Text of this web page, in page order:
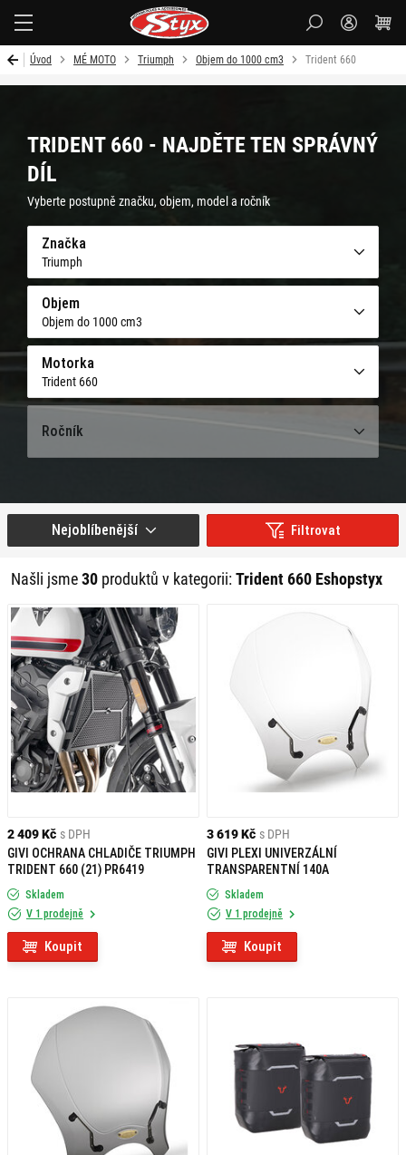
Úvod MÉ MOTO Triumph Objem do 1000 cm3 Trident 660
TRIDENT 660 - NAJDĚTE TEN SPRÁVNÝ
DÍL
Vyberte postupně značku, objem, model a ročník
Značka
Triumph
Objem
Objem do 1000 cm3
Motorka
Trident 660
Ročník
Filtrovat
Našli jsme30 produktů v kategorii:Trident 660 Eshopstyx
Nejoblíbenější
2 409 Kč s DPH
GIVI OCHRANA CHLADIČE TRIUMPH
TRIDENT 660 (21) PR6419
Skladem
V 1 prodejně
Koupit
3 619 Kč s DPH
GIVI PLEXI UNIVERZÁLNÍ
TRANSPARENTNÍ 140A
Skladem
V 1 prodejně
Koupit